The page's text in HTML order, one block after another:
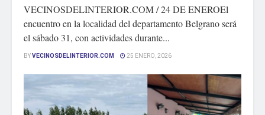
VECINOSDELINTERIOR.COM / 24 DE ENEROEl
encuentro en la localidad del departamento Belgrano será
el sábado 31, con actividades durante...
BYVECINOSDELINTERIOR.COM 25 ENERO, 2026